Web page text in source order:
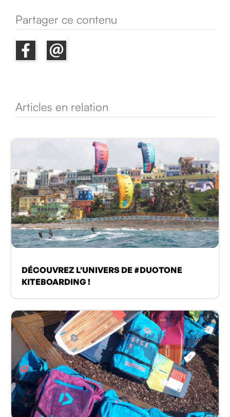
Partager ce contenu
Articles en relation
DÉCOUVREZ L’UNIVERS DE #DUOTONE
KITEBOARDING !